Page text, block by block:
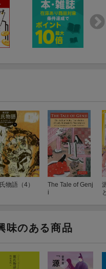
物語（4）
The Tale of Genj
i
味のある商品